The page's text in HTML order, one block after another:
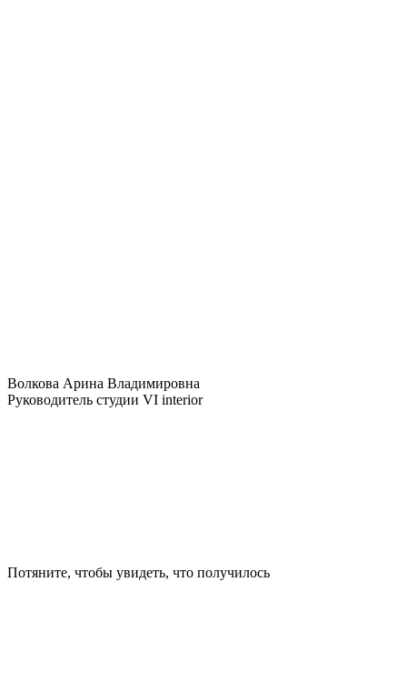
Волкова Арина Владимировна
Руководитель студии VI interior
Потяните, чтобы увидеть, что получилось